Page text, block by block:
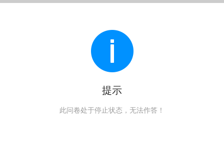
提示
此问卷处于停止状态，无法作答！